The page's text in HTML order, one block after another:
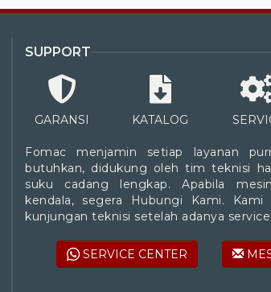
SUPPORT
GARANSI KATALOG
Fomac menjamin setiap layanan
butuhkan, didukung oleh tim teknisi
suku cadang lengkap. Apabila
kendala, segera Hubungi Kami. Kami
kunjungan teknisi setelah adanya
SERVICE CENTER